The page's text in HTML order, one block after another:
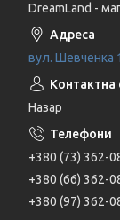
DreamLand -
вул. Шевченка
Назар
+380 (73) 362-
+380 (66) 362-
+380 (97) 362-